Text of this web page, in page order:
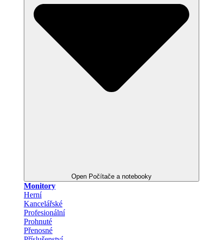
Open Počítače a notebooky
Monitory
Herní
Kancelářské
Profesionální
Prohnuté
Přenosné